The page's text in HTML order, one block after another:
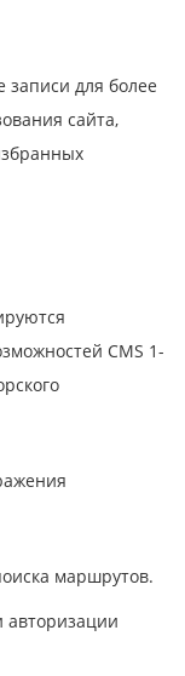
записи для более
сайта,
CMS 1-
маршрутов.
авторизации